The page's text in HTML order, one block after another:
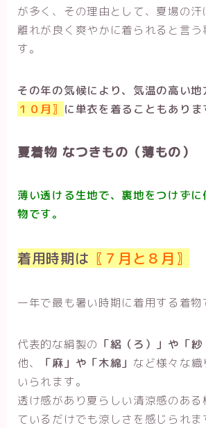
が多く、その理由として、夏場の
離れが良く爽やかに着られると言う
す。
その年の気候により、気温の高い地
１０月〗 に単衣を着ることもありま
夏着物 なつきもの（薄もの）
薄い透ける生地で、裏地をつけず
物です。
着用時期は 〖７月と８月〗
一年で最も暑い時期に着用する着物
代表的な絹製の 「絽（ろ）」や「紗
他、
「麻」や「木綿」 など様々な
いられます。
透け感があり夏らしい清涼感のあ
ているだけでも涼しさを感じられま